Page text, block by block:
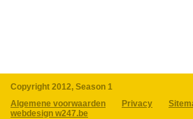
Copyright 2012, Season 1
Algemene voorwaarden
Privacy
webdesign w247.be